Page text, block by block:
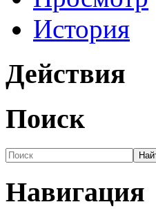
История
Действия
Поиск
Навигация